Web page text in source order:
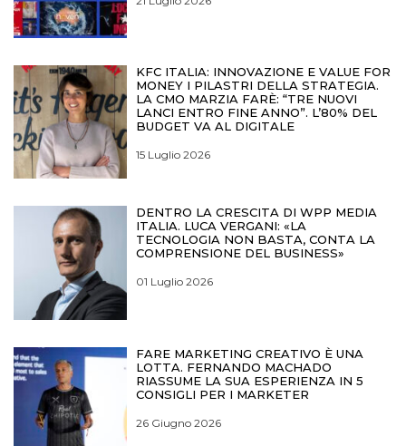
KFC ITALIA: INNOVAZIONE E VALUE FOR
MONEY I PILASTRI DELLA STRATEGIA.
LA CMO MARZIA FARÈ: “TRE NUOVI
LANCI ENTRO FINE ANNO”. L’80% DEL
BUDGET VA AL DIGITALE
15 Luglio 2026
DENTRO LA CRESCITA DI WPP MEDIA
ITALIA. LUCA VERGANI: «LA
TECNOLOGIA NON BASTA, CONTA LA
COMPRENSIONE DEL BUSINESS»
01 Luglio 2026
FARE MARKETING CREATIVO È UNA
LOTTA. FERNANDO MACHADO
RIASSUME LA SUA ESPERIENZA IN 5
CONSIGLI PER I MARKETER
26 Giugno 2026